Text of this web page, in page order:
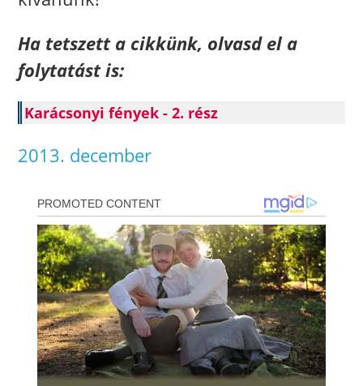
Ha tetszett a cikkünk, olvasd el a
folytatást is:
Karácsonyi fények - 2. rész
2013. december